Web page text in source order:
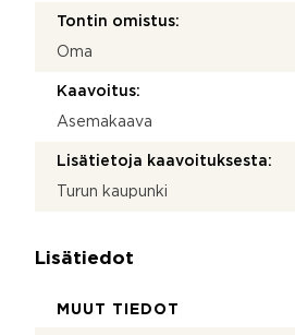
Tontin omistus:
Oma
Kaavoitus:
Asemakaava
Lisätietoja kaavoituksesta:
Turun kaupunki
Lisätiedot
MUUT TIEDOT